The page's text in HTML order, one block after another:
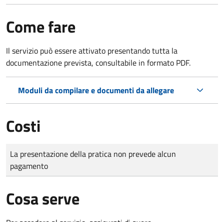
Come fare
Il servizio può essere attivato presentando tutta la
documentazione prevista, consultabile in formato PDF.
Moduli da compilare e documenti da allegare
Costi
Tipo di pagamento
Importo
La presentazione della pratica non prevede alcun
pagamento
Cosa serve